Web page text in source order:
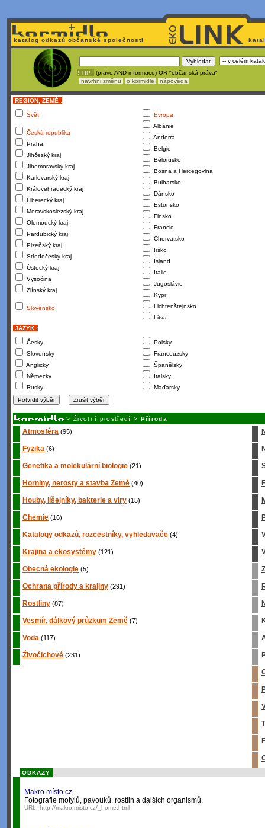
katalog odkazů občanské společnosti
! TIP : (právo AND informace) OR "občanská práva"
navrhni změnu
o kormidle nápověda
REGION, ZEMĚ :
Svět
Česká republika
Praha
Jihčeský kraj
Jihomoravský kraj
Karlovarský kraj
Královehradecký kraj
Liberecký kraj
Moravskoslezský kraj
Olomoucký kraj
Pardubický kraj
Plzeňský kraj
Středočeský kraj
Ústecký kraj
Vysočina
Zlínský kraj
Slovensko
Evropa
Albánie
Andorra
Belgie
Bělorusko
Bosna a Hercegovina
Bulharsko
Dánsko
Estonsko
Finsko
Francie
Chorvatsko
Irsko
Island
Itálie
Jugoslávie
Kypr
Lichtenštejnsko
Litva
JAZYK :
Česky
Slovensky
Anglicky
Německy
Rusky
Polsky
Francouzsky
Španělsky
Italsky
Maďarsky
> Životní prostředí > Příroda
Atmosféra (95)
Fyzika (6)
Genetika a molekulární biologie (21)
Horniny, nerosty a stavba Země (40)
Houby, lišejníky, bakterie a viry (15)
Chemie (16)
Katalogy odkazů, rozcestníky, vyhledavače (4)
Krajina a ekosystémy (121)
Obecná ekologie (5)
Ochrana přírody a krajiny (291)
Rostliny (87)
Vesmír, dálkový průzkum Země (7)
Voda (117)
Živočichové (231)
ODKAZY
Makro.místo.cz
Fotografie motýlů, pavouků, rostlin a dalších organismů.
URL: http://makro.misto.cz/_home.html